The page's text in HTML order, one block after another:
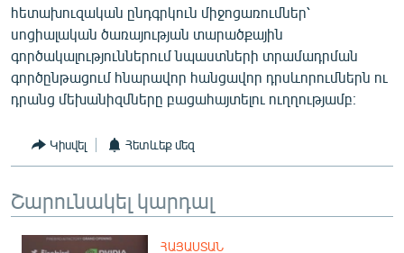
հետախուզական ընդգրկուն միջոցառումներ՝
սոցիալական ծառայության տարածքային
գործակալություններում նպաստների տրամադրման
գործընթացում հնարավոր հանցավոր դրսևորումներն ու
դրանց մեխանիզմները բացահայտելու ուղղությամբ։
Կիսվել Հետևեք մեզ
Շարունակել կարդալ
ՀԱՅԱՍՏԱՆ